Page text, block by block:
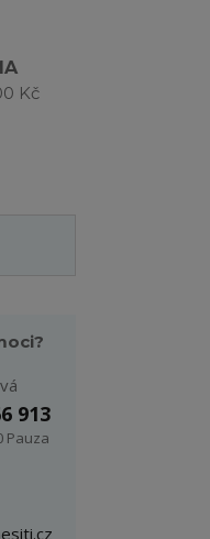
Kč
913
Pauza